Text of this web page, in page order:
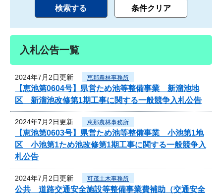
入札公告一覧
2024年7月2日更新 恵那農林事務所
【恵池第0604号】県営ため池等整備事業 新溜池地
区 新溜池改修第1期工事に関する一般競争入札公告
2024年7月2日更新 恵那農林事務所
【恵池第0603号】県営ため池等整備事業 小池第1地
区 小池第1ため池改修第1期工事に関する一般競争入
札公告
2024年7月2日更新 可茂土木事務所
公共 道路交通安全施設等整備事業費補助（交通安全